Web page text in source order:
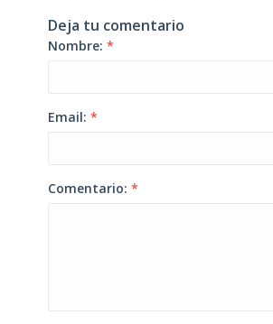
Deja tu comentario
Nombre: *
Email: *
Comentario: *